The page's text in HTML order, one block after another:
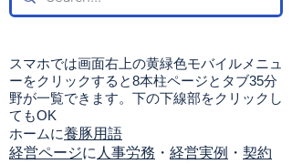
スマホでは画面右上の黄緑色モバイルメニュ
ーをクリックすると8本柱ページとタブ35分
野が一覧できます。下の下線部をクリックし
てもOK
ホームに養豚用語
経営ページに 人事労務 ・ 経営実例 ・ 契約